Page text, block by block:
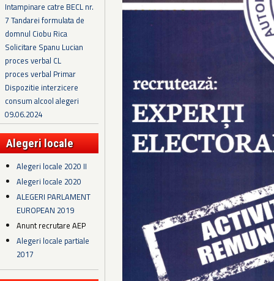
Intampinare catre BECL nr.
7 Tandarei formulata de
domnul Ciobu Rica
Solicitare Spanu Lucian
proces verbal CL
proces verbal Primar
Dispozitie interzicere
consum alcool alegeri
09.06.2024
Alegeri locale
Alegeri locale 2020 II
Alegeri locale 2020
ALEGERI PARLAMENT
EUROPEAN 2019
Anunt recrutare AEP
Alegeri locale partiale
2017